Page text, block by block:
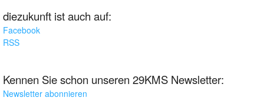
diezukunft ist auch auf:
Facebook
RSS
Kennen Sie schon unseren 29KMS Newsletter:
Newsletter abonnieren